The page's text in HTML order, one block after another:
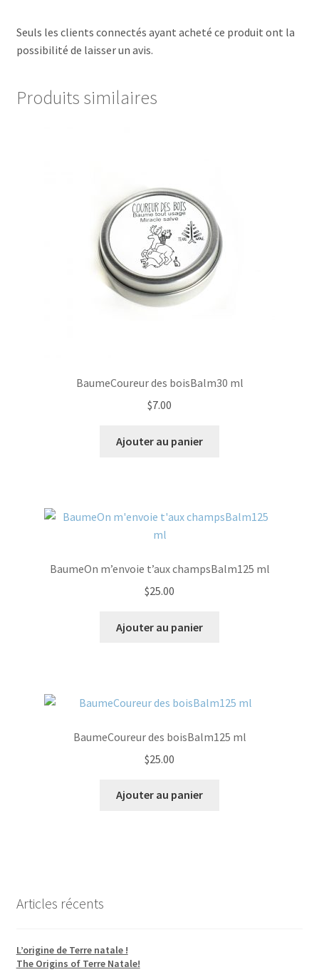
Seuls les clients connectés ayant acheté ce produit ont la
possibilité de laisser un avis.
Produits similaires
BaumeCoureur des boisBalm30 ml
$7.00
Ajouter au panier
BaumeOn m’envoie t’aux champsBalm125 ml
$25.00
Ajouter au panier
BaumeCoureur des boisBalm125 ml
$25.00
Ajouter au panier
Articles récents
L’origine de Terre natale !
The Origins of Terre Natale!